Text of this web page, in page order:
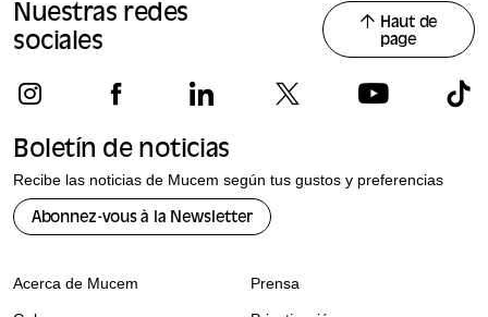
Nuestras redes
sociales
Haut de
page
Boletín de noticias
Recibe las noticias de Mucem según tus gustos y preferencias
Abonnez-vous à la Newsletter
Acerca de Mucem Prensa